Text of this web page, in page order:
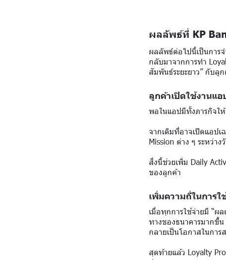
ผลลัพธ์ที่ KP
ผลลัพธ์ต่อไปนี้เป็นการ
กลับมาจากการทำ
สัมพันธ์ระยะยาว” กับลู
ลูกค้าเปิดใช้งานแ
พอในแอปมีทั้งภารกิจใ
จากเดิมที่อาจเปิดแอปเ
Mission ต่าง ๆ ระหว่าง
สิ่งนี้ช่วยเพิ่ม Daily
ของลูกค้า
เพิ่มความถี่ในการ
เมื่อทุกการใช้จ่ายมี “ผ
ทางของธนาคารมากขึ้น
กลายเป็นโอกาสในการ
สุดท้ายแล้ว Loyalty